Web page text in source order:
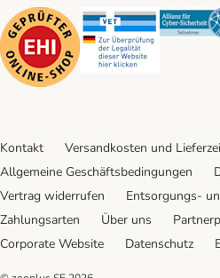
Security Security
Kontakt Versandkosten und
Allgemeine Geschäftsbedingungen
Vertrag widerrufen
Entsorgungs-
Zahlungsarten
Über uns
Corporate Website
Datenschutz